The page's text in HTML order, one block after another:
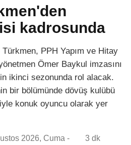
kadrosunda
PPH Yapım ve Hitay
Ömer Baykul imzasını
ikinci sezonunda rol alacak.
bir bölümünde dövüş kulübü
konuk oyuncu olarak yer
2026, Cuma -
3 dk